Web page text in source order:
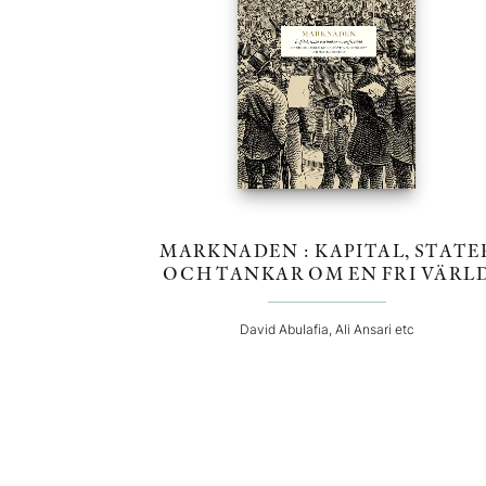
MARKNADEN : KAPITAL,
OCH TANKAR OM EN FRI
David Abulafia, Ali Ansari etc